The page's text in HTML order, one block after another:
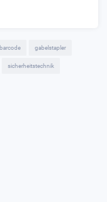
barcode gabelstapler
sicherheitstechnik